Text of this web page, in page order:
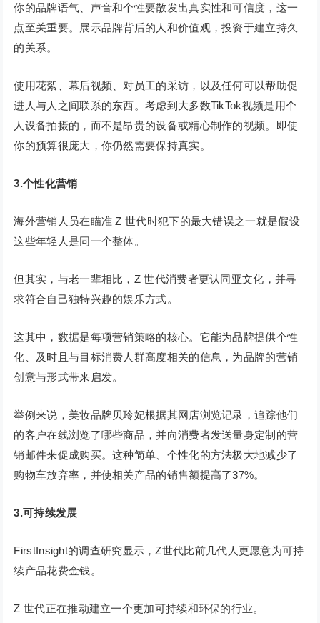
你的品牌语气、声音和个性要散发出真实性和可信度，这一
点至关重要。展示品牌背后的人和价值观，投资于建立持久
的关系。
使用花絮、幕后视频、对员工的采访，以及任何可以帮助促
进人与人之间联系的东西。考虑到大多数TikTok视频是用个
人设备拍摄的，而不是昂贵的设备或精心制作的视频。即使
你的预算很庞大，你仍然需要保持真实。
3.个性化营销
海外营销人员在瞄准 Z 世代时犯下的最大错误之一就是假设
这些年轻人是同一个整体。
但其实，与老一辈相比，Z 世代消费者更认同亚文化，并寻
求符合自己独特兴趣的娱乐方式。
这其中，数据是每项营销策略的核心。它能为品牌提供个性
化、及时且与目标消费人群高度相关的信息，为品牌的营销
创意与形式带来启发。
举例来说，美妆品牌贝玲妃根据其网店浏览记录，追踪他们
的客户在线浏览了哪些商品，并向消费者发送量身定制的营
销邮件来促成购买。这种简单、个性化的方法极大地减少了
购物车放弃率，并使相关产品的销售额提高了37%。
3.可持续发展
FirstInsight的调查研究显示，Z世代比前几代人更愿意为可持
续产品花费金钱。
Z 世代正在推动建立一个更加可持续和环保的行业。